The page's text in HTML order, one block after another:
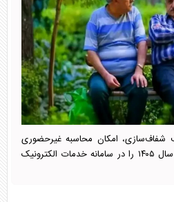
شفاف‌سازی، امکان محاسبه غیرحضوری
مبلغ متناسب‌سازی و مستمری سال ۱۴۰۵ را در سامانه خدمات الکترونیک